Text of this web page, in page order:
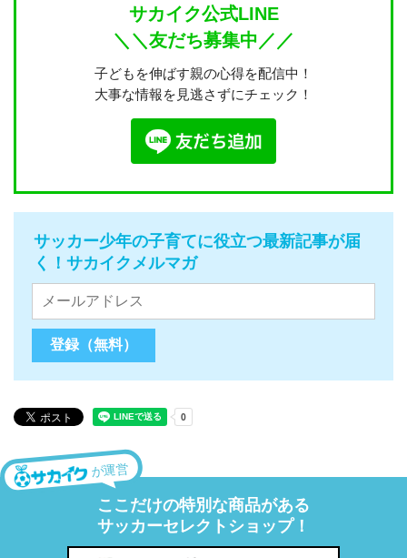
サカイク公式LINE
＼＼友だち募集中／／
子どもを伸ばす親の心得を配信中！
大事な情報を見逃さずにチェック！
サッカー少年の子育てに役立つ最新記事が届
く！サカイクメルマガ
が運営
ここだけの特別な商品がある
サッカーセレクトショップ！